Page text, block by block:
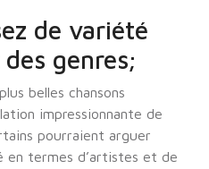
de variété
genres;
belles chansons
impressionnante de
pourraient arguer
en termes d’artistes et de